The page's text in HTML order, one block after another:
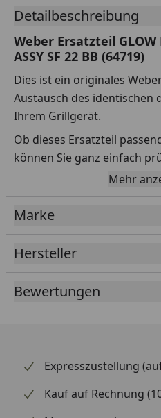
Detailbeschreibung
Weber Ersatzteil GLOW
ASSY SF 22 BB (64719)
Dies ist ein originales
Austausch des identischen
Ihrem Grillgerät.
Ob dieses Ersatzteil
können Sie ganz einfach
Explosionszeichnung Ihres
das betreffende Teil
Über die Seriennummer
ganz einfach zur
Geben Sie dafür die
Sollte Ihnen nicht bekannt
Abmessungen oder
handelt (wir bestellen das
Mehr
Marke
Hersteller
Bewertungen
Expresszustellung
Kauf auf Rechnung